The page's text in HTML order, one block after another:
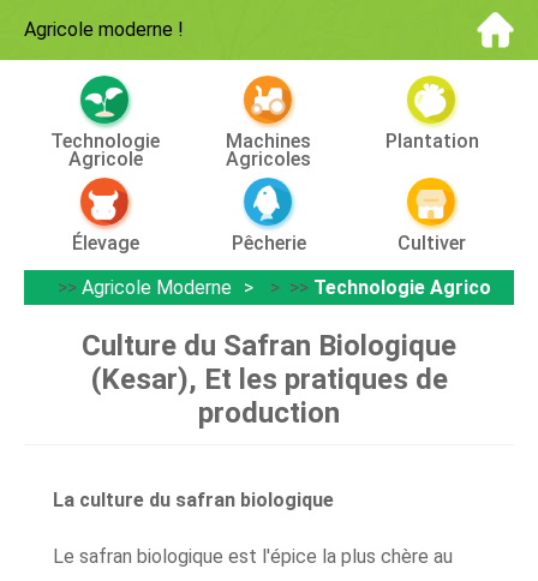
Agricole moderne !
Technologie
Agricole
Machines
Agricoles
Plantation
Élevage Pêcherie
Cultiver
>> Agricole Moderne > >> Technologie Agricole
Culture du Safran Biologique
(Kesar), Et les pratiques de
production
La culture du safran biologique
Le safran biologique est l'épice la plus chère au